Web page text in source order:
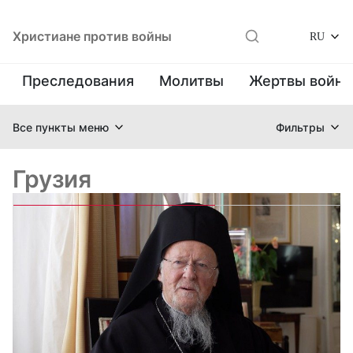
Христиане против войны RU
Преследования Молитвы Жертвы
Все пункты меню Фильтры
Грузия